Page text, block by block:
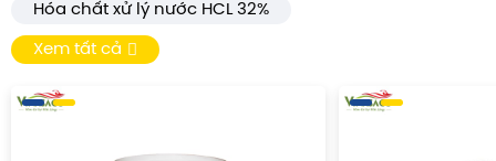
Hóa chất xử lý nước HCL 32%
Xem tất cả